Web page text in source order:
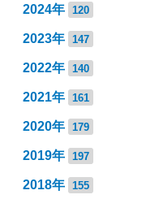
2024年 120
2023年 147
2022年 140
2021年 161
2020年 179
2019年 197
2018年 155